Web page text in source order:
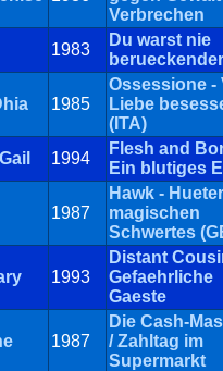
Verbrechen
1983
Du warst nie
berueckender
1985
Ossessione -
Liebe
(ITA)
1994
Flesh and
Ein blutiges
1987
Hawk -
magischen
Schwertes
1993
Distant
Gefaehrliche
Gaeste
1987
Die Cash-
/ Zahltag im
Supermarkt